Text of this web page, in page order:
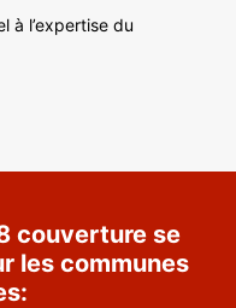
à l’expertise du
couverture se
les communes